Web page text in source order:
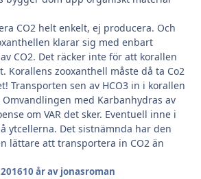
CO2 helt enkelt, ej producera. Och
klarar sig med enbart
CO2. Det räcker inte för att korallen
Korallens zooxanthell måste då ta Co2
Transporten sen av HCO3 in i korallen
med Karbanhydras av
om VAR det sker. Eventuell inne i
ytcellerna. Det sistnämnda har den
lättare att transportera in CO2 än
10 årav jonasroman